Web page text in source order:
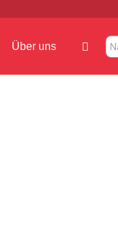
Über uns